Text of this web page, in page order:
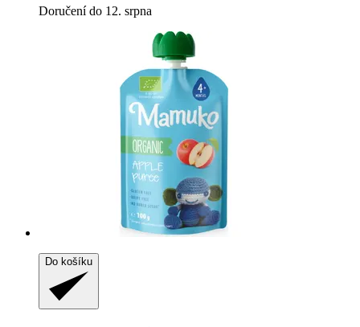
Doručení do 12. srpna
Do košíku